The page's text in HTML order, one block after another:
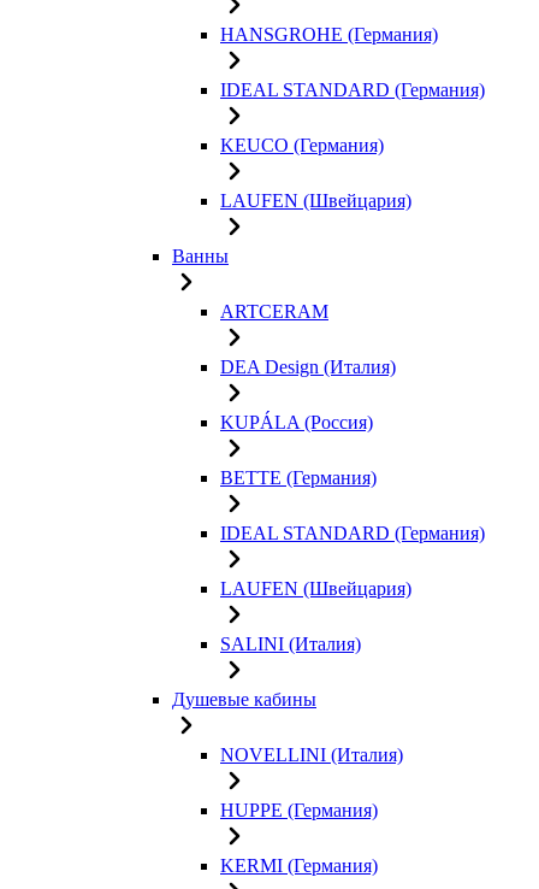
HANSGROHE (Германия)
IDEAL STANDARD (Германия)
KEUCO (Германия)
LAUFEN (Швейцария)
Ванны
ARTCERAM
DEA Design (Италия)
KUPÁLA (Россия)
BETTE (Германия)
IDEAL STANDARD (Германия)
LAUFEN (Швейцария)
SALINI (Италия)
Душевые кабины
NOVELLINI (Италия)
HUPPE (Германия)
KERMI (Германия)